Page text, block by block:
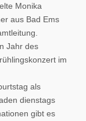
Monika
aus Bad Ems
Jahr des
im
als
dienstags
gibt es